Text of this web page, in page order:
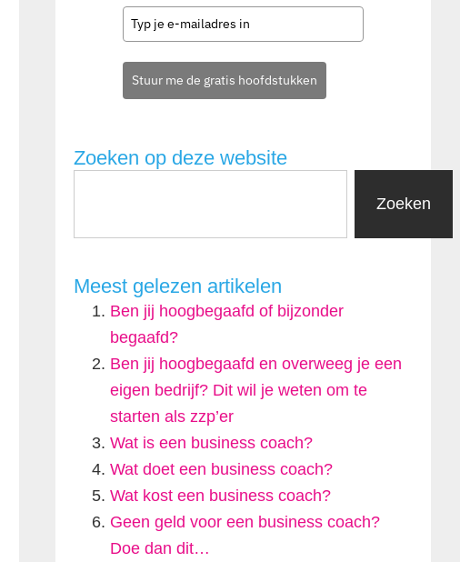
Stuur me de gratis hoofdstukken
Zoeken op deze website
Zoeken
Meest gelezen artikelen
Ben jij hoogbegaafd of bijzonder
begaafd?
Ben jij hoogbegaafd en overweeg je een
eigen bedrijf? Dit wil je weten om te
starten als zzp’er
Wat is een business coach?
Wat doet een business coach?
Wat kost een business coach?
Geen geld voor een business coach?
Doe dan dit…